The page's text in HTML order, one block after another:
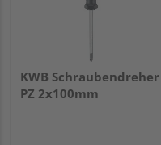
KWB Schraubendreher
PZ 2x100mm